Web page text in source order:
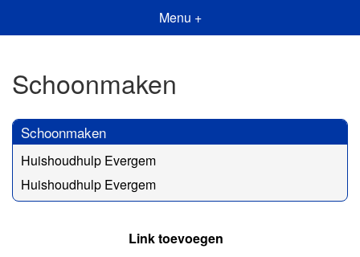
Menu +
Schoonmaken
Schoonmaken
Huishoudhulp Evergem
Huishoudhulp Evergem
Link toevoegen